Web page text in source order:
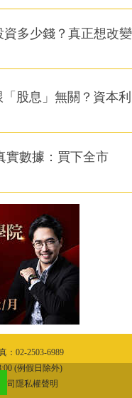
資多少錢？真正想改變
股息」無關？資本利
實數據：買下全市
：02-2503-6989
(例假日除外)
司隱私權聲明